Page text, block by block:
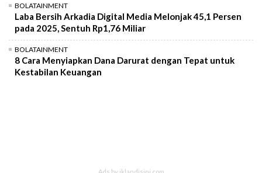
BOLATAINMENT
Laba Bersih Arkadia Digital Media Melonjak 45,1 Persen
pada 2025, Sentuh Rp1,76 Miliar
BOLATAINMENT
8 Cara Menyiapkan Dana Darurat dengan Tepat untuk
Kestabilan Keuangan